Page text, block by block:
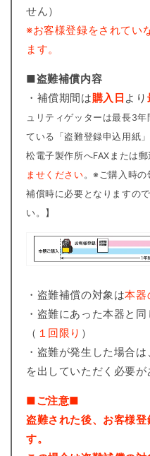
せん）
※お客様登録をされてい
ます。
■盗難補償内容
・補償期間は購入日 より
ュリティゲッターは最長3
ている「盗難登録申込用紙
松電子製作所へFAXまたは
ませください。※ご購入時
補償時に必要となりますの
い。】
・盗難補償の対象は本器
・盗難にあった本器と
（ １回限り ）
・盗難が発生した場合
を出していただく必要が
■ご注意■
盗難された後、お客様
す。